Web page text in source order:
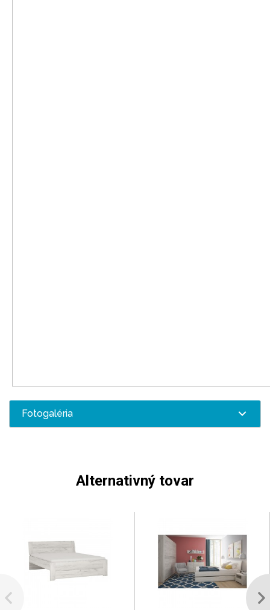
Fotogaléria
Alternativný tovar